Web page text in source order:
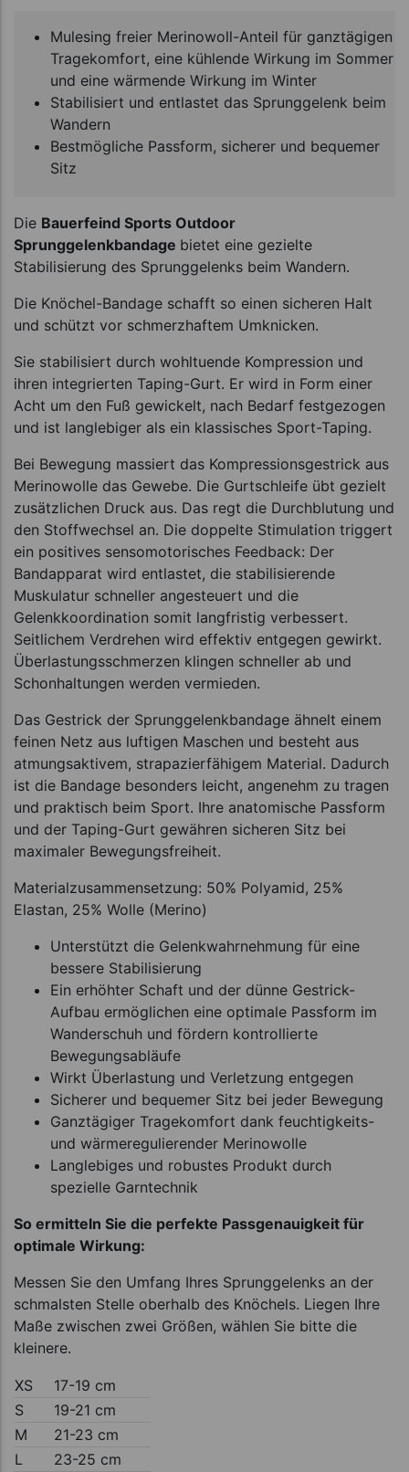
Mulesing freier Merinowoll-Anteil für ganztägigen
Tragekomfort, eine kühlende Wirkung im Sommer
und eine wärmende Wirkung im Winter
Stabilisiert und entlastet das Sprunggelenk beim
Wandern
Bestmögliche Passform, sicherer und bequemer
Sitz
Die Bauerfeind Sports Outdoor
Sprunggelenkbandage bietet eine gezielte
Stabilisierung des Sprunggelenks beim Wandern.
Die Knöchel-Bandage schafft so einen sicheren Halt
und schützt vor schmerzhaftem Umknicken.
Sie stabilisiert durch wohltuende Kompression und
ihren integrierten Taping-Gurt. Er wird in Form einer
Acht um den Fuß gewickelt, nach Bedarf festgezogen
und ist langlebiger als ein klassisches Sport-Taping.
Bei Bewegung massiert das Kompressionsgestrick aus
Merinowolle das Gewebe. Die Gurtschleife übt gezielt
zusätzlichen Druck aus. Das regt die Durchblutung und
den Stoffwechsel an. Die doppelte Stimulation triggert
ein positives sensomotorisches Feedback: Der
Bandapparat wird entlastet, die stabilisierende
Muskulatur schneller angesteuert und die
Gelenkkoordination somit langfristig verbessert.
Seitlichem Verdrehen wird effektiv entgegen gewirkt.
Überlastungsschmerzen klingen schneller ab und
Schonhaltungen werden vermieden.
Das Gestrick der Sprunggelenkbandage ähnelt einem
feinen Netz aus luftigen Maschen und besteht aus
atmungsaktivem, strapazierfähigem Material. Dadurch
ist die Bandage besonders leicht, angenehm zu tragen
und praktisch beim Sport. Ihre anatomische Passform
und der Taping-Gurt gewähren sicheren Sitz bei
maximaler Bewegungsfreiheit.
Materialzusammensetzung: 50% Polyamid, 25%
Elastan, 25% Wolle (Merino)
Unterstützt die Gelenkwahrnehmung für eine
bessere Stabilisierung
Ein erhöhter Schaft und der dünne Gestrick-
Aufbau ermöglichen eine optimale Passform im
Wanderschuh und fördern kontrollierte
Bewegungsabläufe
Wirkt Überlastung und Verletzung entgegen
Sicherer und bequemer Sitz bei jeder Bewegung
Ganztägiger Tragekomfort dank feuchtigkeits-
und wärmeregulierender Merinowolle
Langlebiges und robustes Produkt durch
spezielle Garntechnik
So ermitteln Sie die perfekte Passgenauigkeit für
optimale Wirkung:
Messen Sie den Umfang Ihres Sprunggelenks an der
schmalsten Stelle oberhalb des Knöchels. Liegen Ihre
Maße zwischen zwei Größen, wählen Sie bitte die
kleinere.
XS
17-19 cm
S
19-21 cm
M
21-23 cm
L
23-25 cm